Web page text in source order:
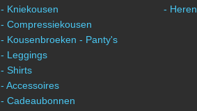
- Kniekousen
- Compressiekousen
- Kousenbroeken - Panty's
- Leggings
- Shirts
- Accessoires
- Cadeaubonnen
- Heren